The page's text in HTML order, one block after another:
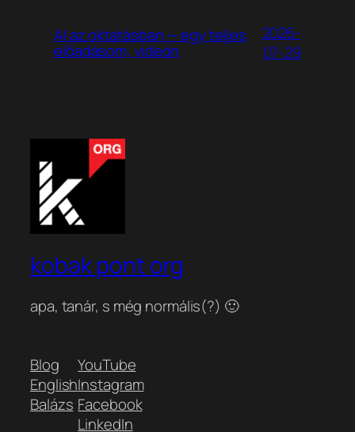
AI az oktatásban — egy teljes
előadásom, videón
2026-
07-29
kobak pont org
apa, tanár, s még normális(?) 🙂
Blog
English
Balázs
YouTube
Instagram
Facebook
LinkedIn